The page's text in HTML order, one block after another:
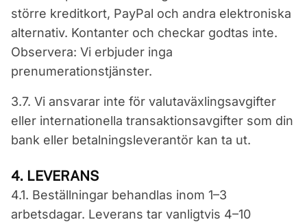
större kreditkort, PayPal och andra elektroniska
alternativ. Kontanter och checkar godtas inte.
Observera: Vi erbjuder inga
prenumerationstjänster.
3.7. Vi ansvarar inte för valutaväxlingsavgifter
eller internationella transaktionsavgifter som din
bank eller betalningsleverantör kan ta ut.
4. LEVERANS
4.1. Beställningar behandlas inom 1–3
arbetsdagar. Leverans tar vanligtvis 4–10